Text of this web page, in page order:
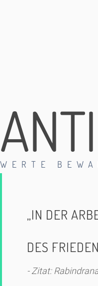
WERTE
„IN DER
DES
- Zitat: